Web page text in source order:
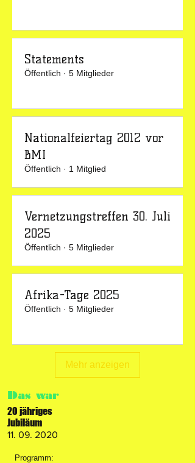
Statements
Öffentlich · 5 Mitglieder
Nationalfeiertag 2012 vor
BMI
Öffentlich · 1 Mitglied
Vernetzungstreffen 30. Juli
2025
Öffentlich · 5 Mitglieder
Afrika-Tage 2025
Öffentlich · 5 Mitglieder
Mehr anzeigen
Das war
20 jähriges
Jubiläum
11. 09. 2020
Programm: